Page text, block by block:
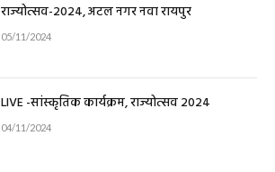
राज्योत्सव-2024, अटल नगर नवा रायपुर
05/11/2024
LIVE -सांस्कृतिक कार्यक्रम, राज्योत्सव 2024
04/11/2024